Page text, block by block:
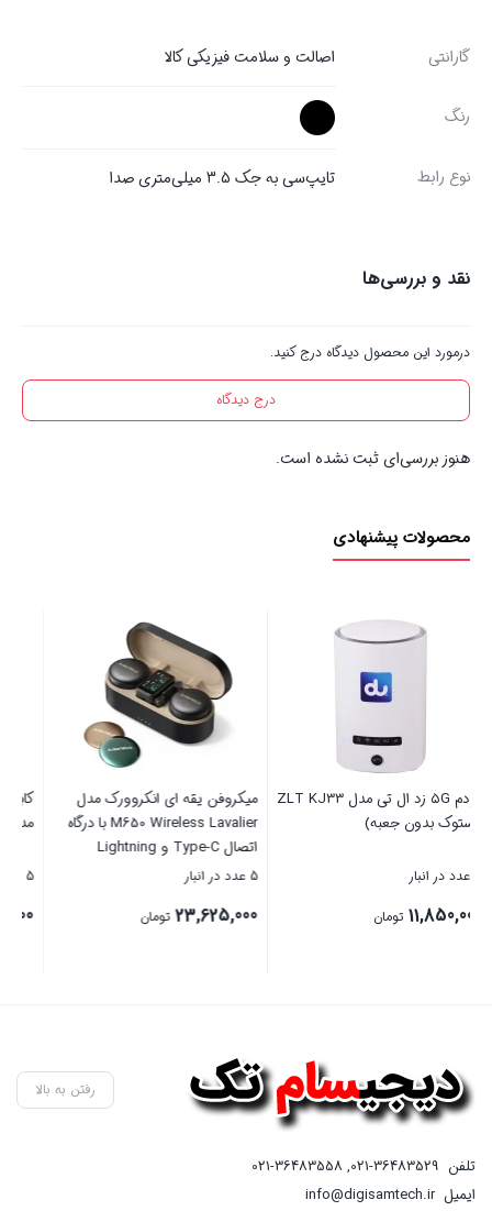
گارانتی اصالت و سلامت فیزیکی کالا
رنگ
نوع رابط تایپ‌سی به جک 3.5 میلی‌متری صدا
نقد و بررسی‌ها
درمورد این محصول دیدگاه درج کنید.
درج دیدگاه
هنوز بررسی‌ای ثبت نشده است.
محصولات پیشنهادی
میکروفن یقه ای انکروورک مدل
5 عدد در انبار
23,625,000
مدل KD-19 طول 2 متر
5 عدد در انبار
750,000 تومان
رفتن به بالا
تلفن 021-36483529
,
021-36483558
ایمیلinfo@digisamtech.ir